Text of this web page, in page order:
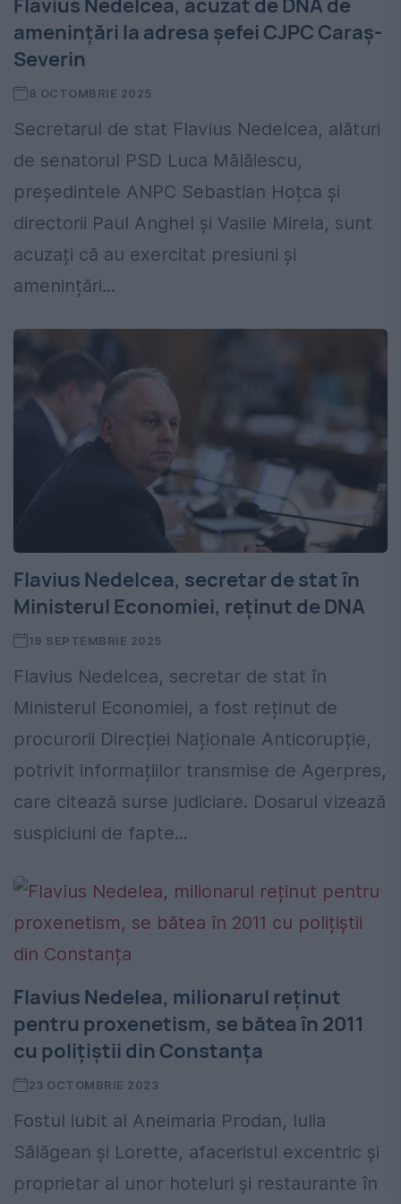
Flavius Nedelcea, acuzat de DNA de
amenințări la adresa șefei CJPC Caraș-
Severin
8 OCTOMBRIE 2025
Secretarul de stat Flavius Nedelcea, alături
de senatorul PSD Luca Mălăiescu,
președintele ANPC Sebastian Hoțca și
directorii Paul Anghel și Vasile Mirela, sunt
acuzați că au exercitat presiuni și
amenințări...
Flavius Nedelcea, secretar de stat în
Ministerul Economiei, reținut de DNA
19 SEPTEMBRIE 2025
Flavius Nedelcea, secretar de stat în
Ministerul Economiei, a fost reținut de
procurorii Direcției Naționale Anticorupție,
potrivit informațiilor transmise de Agerpres,
care citează surse judiciare. Dosarul vizează
suspiciuni de fapte...
Flavius Nedelea, milionarul reținut
pentru proxenetism, se bătea în 2011
cu polițiștii din Constanța
23 OCTOMBRIE 2023
Fostul iubit al Aneimaria Prodan, Iulia
Sălăgean și Lorette, afaceristul excentric și
proprietar al unor hoteluri și restaurante în